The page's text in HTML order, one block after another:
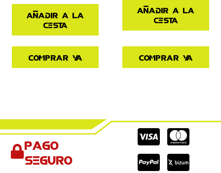
Añadir a la
cesta
Comprar ya
Añadir a la
cesta
Comprar ya
Pago
seguro
Cc-
visa
Cc-
Cc-
paypal